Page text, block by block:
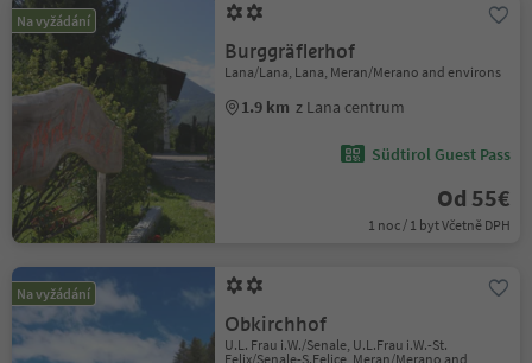
Na vyžádání
Burggräflerhof
Lana/Lana, Lana, Meran/Merano and environs
1.9 km z Lana centrum
Südtirol Guest Pass
Od 55€
1 noc / 1 byt Včetně DPH
Na vyžádání
Obkirchhof
U.L. Frau i.W./Senale, U.L.Frau i.W.-St.
Felix/Senale-S.Felice, Meran/Merano and